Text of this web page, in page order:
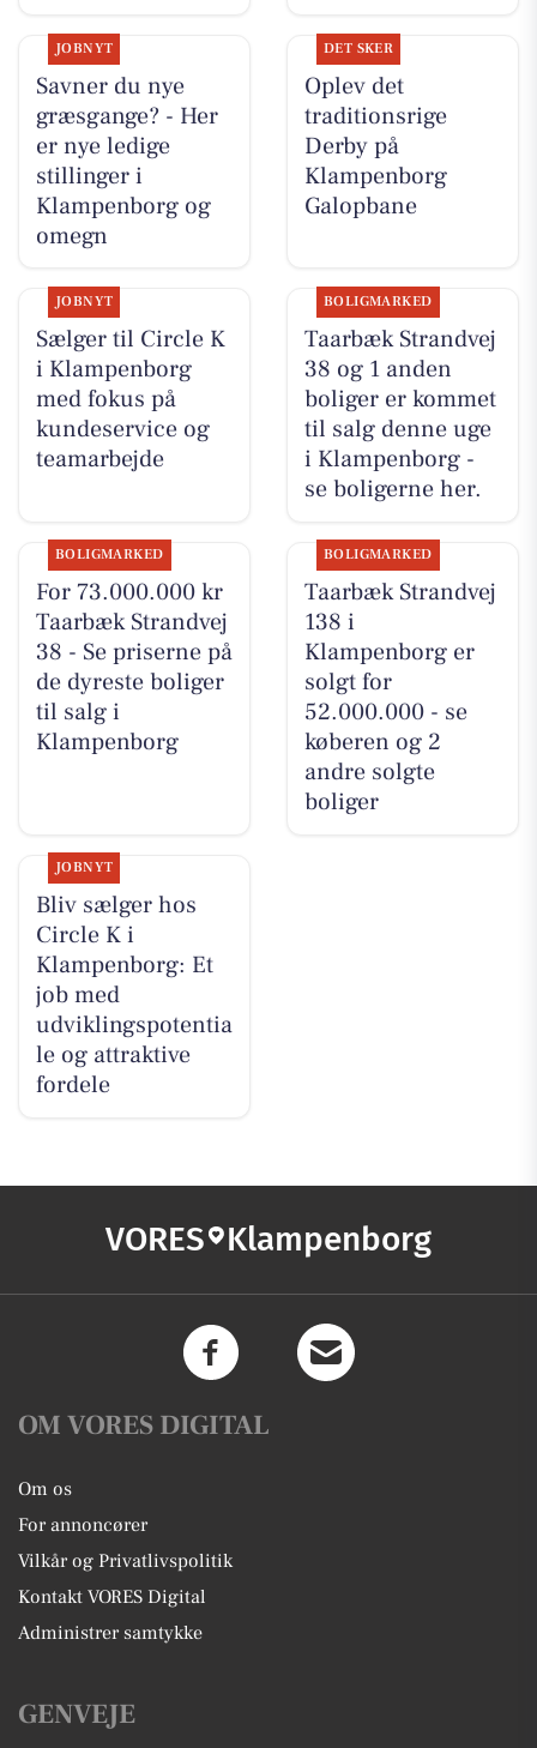
JOBNYT
Savner du nye
græsgange? - Her
er nye ledige
stillinger i
Klampenborg og
omegn
DET SKER
Oplev det
traditionsrige
Derby på
Klampenborg
Galopbane
JOBNYT
Sælger til Circle K
i Klampenborg
med fokus på
kundeservice og
teamarbejde
BOLIGMARKED
Taarbæk Strandvej
38 og 1 anden
boliger er kommet
til salg denne uge
i Klampenborg -
se boligerne her.
BOLIGMARKED
For 73.000.000 kr
Taarbæk Strandvej
38 - Se priserne på
de dyreste boliger
til salg i
Klampenborg
BOLIGMARKED
Taarbæk Strandvej
138 i
Klampenborg er
solgt for
52.000.000 - se
køberen og 2
andre solgte
boliger
JOBNYT
Bliv sælger hos
Circle K i
Klampenborg: Et
job med
udviklingspotentia
le og attraktive
fordele
VORES Klampenborg
OM VORES DIGITAL
Om os
For annoncører
Vilkår og Privatlivspolitik
Kontakt VORES Digital
Administrer samtykke
GENVEJE